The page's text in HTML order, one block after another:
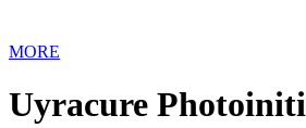
MORE
Uyracure